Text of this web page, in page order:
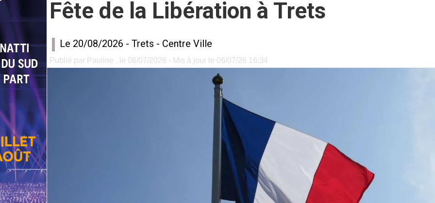
Fête de la Libération à Trets
Le 20/08/2026 - Trets - Centre Ville
Publié par Pauline . le 06/07/2026 - Mis à jour le 06/07/26 16:34